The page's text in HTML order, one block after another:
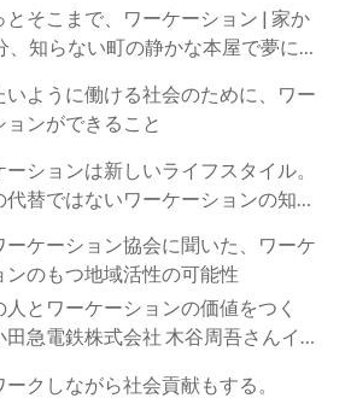
とそこまで、ワーケーション | 家か
、知らない町の静かな本屋で夢に近
いように働ける社会のために、ワー
ョンができること
ーションは新しいライフスタイル。
代替ではないワーケーションの知ら
ーケーション協会に聞いた、ワーケ
ンのもつ地域活性の可能性
人とワーケーションの価値をつく
田急電鉄株式会社 木谷周吾さんイン
ークしながら社会貢献もする。